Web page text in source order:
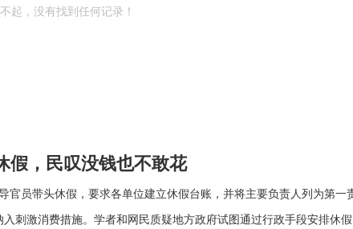
起，没有找到任何记录！
假，民叹没钱也不敢花
员带头休假，要求各单位建立休假台账，并将主要负责人列为第一
刺激消费措施。学者和网民质疑地方政府试图通过行政手段安排休